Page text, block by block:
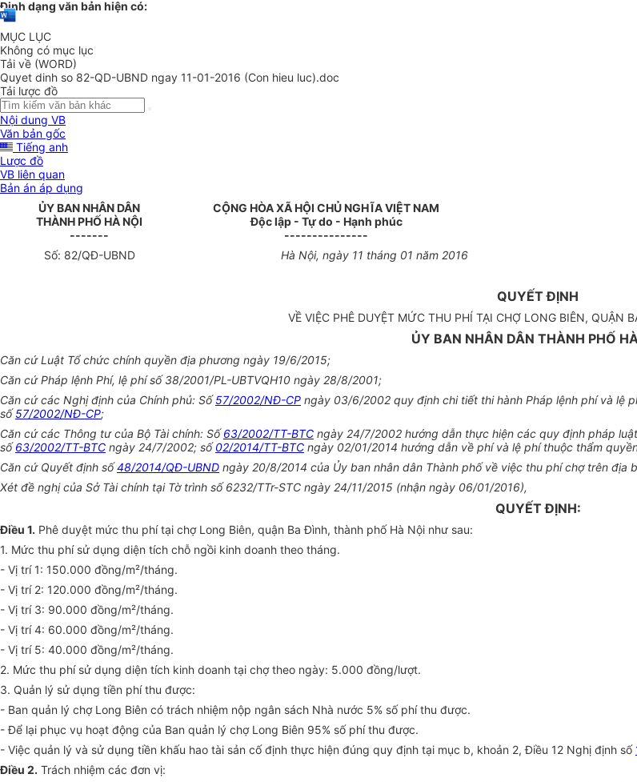
Định dạng văn bản hiện có:
MỤC LỤC
Không có mục lục
Tải về (WORD)
Quyet dinh so 82-QD-UBND ngay 11-01-2016 (Con hieu luc).doc
Tải lược đồ
Nội dung VB
Văn bản gốc
Tiếng anh
Lược đồ
VB liên quan
Bản án áp dụng
ỦY BAN NHÂN DÂN
THÀNH PHỐ HÀ NỘI
-------
CỘNG HÒA XÃ HỘI CHỦ NGHĨA VIỆT NAM
Độc lập - Tự do - Hạnh phúc
---------------
Số: 82/QĐ-UBND Hà Nội, ngày 11 tháng 01 năm 2016
QUYẾT ĐỊNH
VỀ VIỆC PHÊ DUYỆT MỨC THU PHÍ TẠI CHỢ LONG BIÊN, QUẬN
ỦY BAN NHÂN DÂN THÀNH PHỐ
Căn cứ Luật Tổ chức chính quyền địa phương ngày 19/6/2015;
Căn cứ Pháp lệnh Phí, lệ phí số38/2001/PL-UBTVQH10 ngày 28/8/2001;
Căn cứ các Nghị định của Chính phủ: Số57/2002/NĐ-CP ngày 03/6/2002 quy định chi tiết thi hành Pháp lệnh phí và lệ
số57/2002/NĐ-CP;
Căn cứ các Thông tư của Bộ Tài chính: Số63/2002/TT-BTC ngày 24/7/2002 hướng dẫn thực hiện các quy định pháp
số63/2002/TT-BTC ngày 24/7/2002; số02/2014/TT-BTC ngày 02/01/2014 hướng dẫn về phí và lệ phí thuộc thẩm
Căn cứ Quyết định số48/2014/QĐ-UBND ngày 20/8/2014 của Ủy ban nhân dân Thành phố về việc thu phí chợ trên địa
Xét đề nghị của Sở Tài chính tại Tờ trình số 6232/TTr-STC ngày 24/11/2015 (nhận ngày 06/01/2016),
QUYẾT ĐỊNH:
Điều 1. Phê duyệt mức thu phí tại chợ Long Biên, quận Ba Đình, thành phố Hà Nội như sau:
1. Mức thu phí sử dụng diện tích chỗ ngồi kinh doanh theo tháng.
- Vị trí 1: 150.000 đồng/m²/tháng.
- Vị trí 2: 120.000 đồng/m²/tháng.
- Vị trí 3: 90.000 đồng/m²/tháng.
- Vị trí 4: 60.000 đồng/m²/tháng.
- Vị trí 5: 40.000 đồng/m²/tháng.
2. Mức thu phí sử dụng diện tích kinh doanh tại chợ theo ngày: 5.000 đồng/lượt.
3. Quản lý sử dụng tiền phí thu được:
- Ban quản lý chợ Long Biên có trách nhiệm nộp ngân sách Nhà nước 5% số phí thu được.
- Để lại phục vụ hoạt động của Ban quản lý chợ Long Biên 95% số phí thu được.
- Việc quản lý và sử dụng tiền khấu hao tài sản cố định thực hiện đúng quy định tại mục b, khoản 2, Điều 12 Nghị định số
Điều 2. Trách nhiệm các đơn vị: